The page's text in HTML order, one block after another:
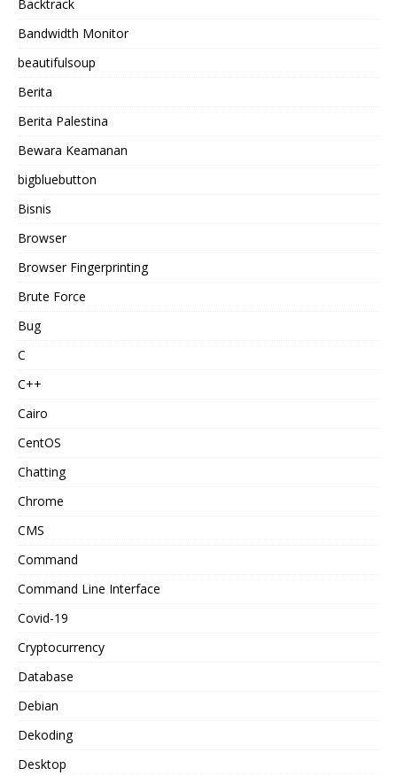
Backtrack
Bandwidth Monitor
beautifulsoup
Berita
Berita Palestina
Bewara Keamanan
bigbluebutton
Bisnis
Browser
Browser Fingerprinting
Brute Force
Bug
C
C++
Cairo
CentOS
Chatting
Chrome
CMS
Command
Command Line Interface
Covid-19
Cryptocurrency
Database
Debian
Dekoding
Desktop